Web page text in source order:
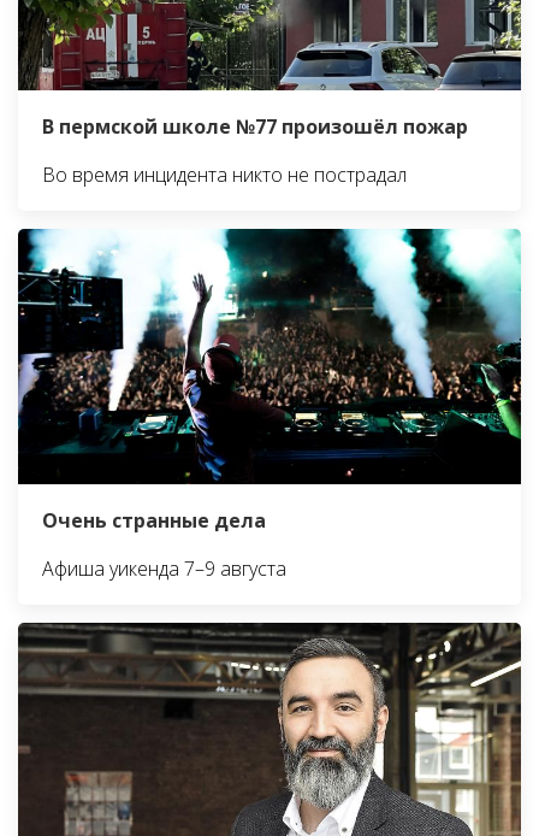
В пермской школе №77 произошёл пожар
Во время инцидента никто не пострадал
Очень странные дела
Афиша уикенда 7–9 августа